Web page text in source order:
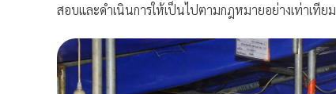
สอบและดำเนินการให้เป็นไปตามกฎหมายอย่างเท่าเทียม